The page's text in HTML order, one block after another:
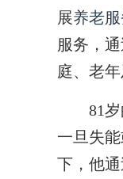
展养老
服务，
庭、老
81岁的
一旦失
下，他